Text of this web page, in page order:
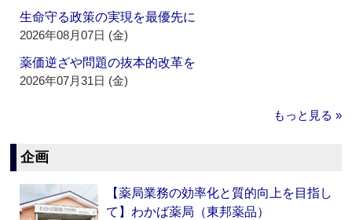
生命守る政策の実現を最優先に
2026年08月07日 (金)
薬価逆ざや問題の抜本的改革を
2026年07月31日 (金)
もっと見る »
企画
【薬局業務の効率化と質的向上を目指し
て】わかば薬局（東邦薬品）